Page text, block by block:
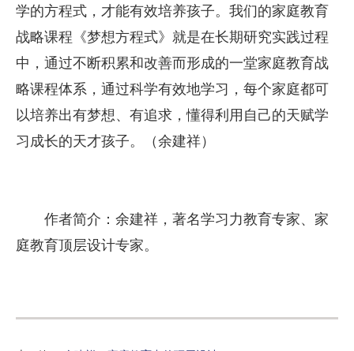
学的方程式，才能有效培养孩子。我们的家庭教育
战略课程《梦想方程式》就是在长期研究实践过程
中，通过不断积累和改善而形成的一堂家庭教育战
略课程体系，通过科学有效地学习，每个家庭都可
以培养出有梦想、有追求，懂得利用自己的天赋学
习成长的天才孩子。（余建祥）
作者简介：余建祥，著名学习力教育专家、家
庭教育顶层设计专家。